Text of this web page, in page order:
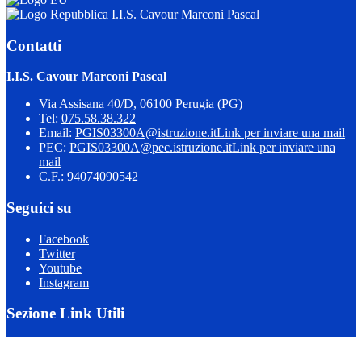
I.I.S. Cavour Marconi Pascal
Contatti
I.I.S. Cavour Marconi Pascal
Via Assisana 40/D, 06100 Perugia (PG)
Tel: 075.58.38.322
Email: PGIS03300A@istruzione.itLink per inviare una mail
PEC: PGIS03300A@pec.istruzione.itLink per inviare una
mail
C.F.: 94074090542
Seguici su
Facebook
Twitter
Youtube
Instagram
Sezione Link Utili